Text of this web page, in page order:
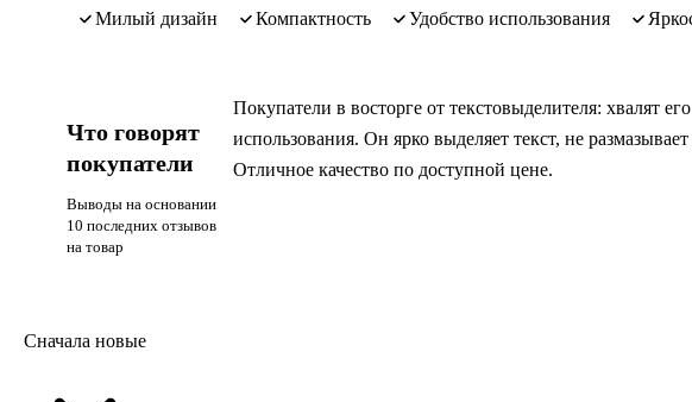
милый дизайн компактность удобство использования
Что говорят
покупатели
Выводы на основании
10 последних отзывов
на товар
Покупатели в восторге от текстовыделителя: хвалят
использования. Он ярко выделяет текст, не
Отличное качество по доступной цене.
Сначала новые